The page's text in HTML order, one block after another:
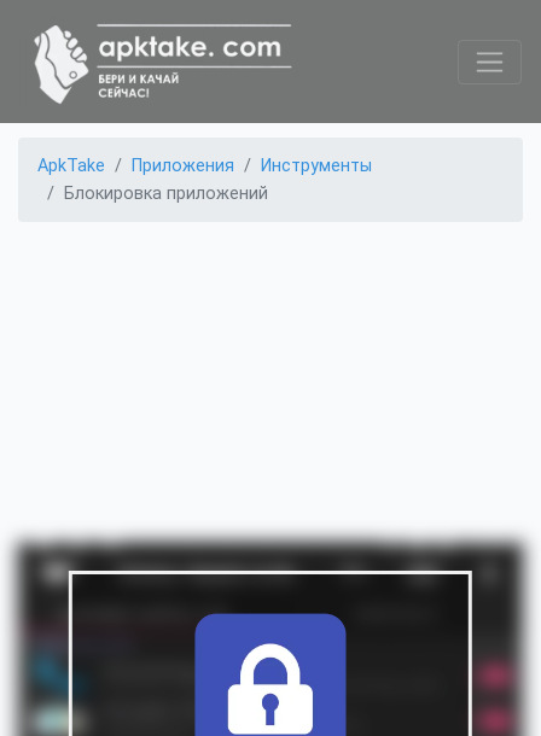
ApkTake Приложения
Инструменты
Блокировка приложений